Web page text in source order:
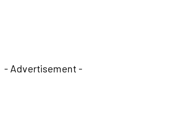
- Advertisement -